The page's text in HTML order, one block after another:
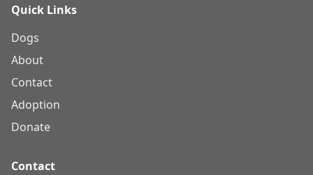
Quick Links
Dogs
About
Contact
Adoption
Donate
Contact